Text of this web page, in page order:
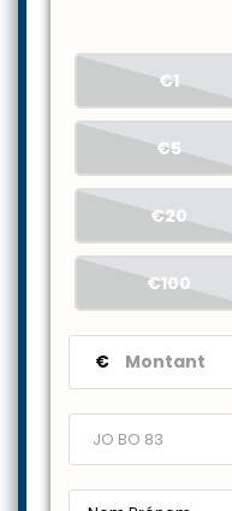
€1
€5
€20
€100
€